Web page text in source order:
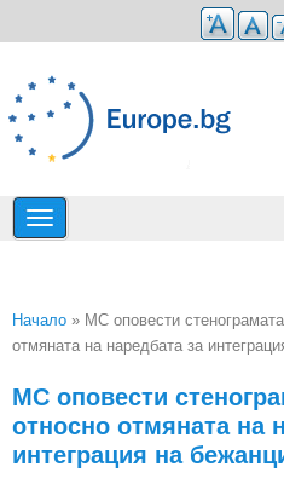
Премини към основното съдържание
Вие сте тук
Начало » МС оповести
отмяната на наредбата за
МС оповести
относно отмяната на
интеграция на